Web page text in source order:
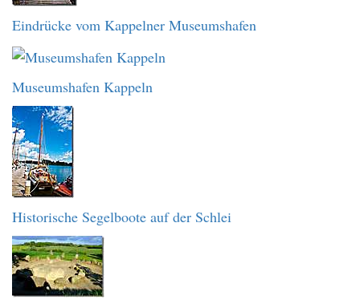
Eindrücke vom Kappelner Museumshafen
Museumshafen Kappeln
Historische Segelboote auf der Schlei